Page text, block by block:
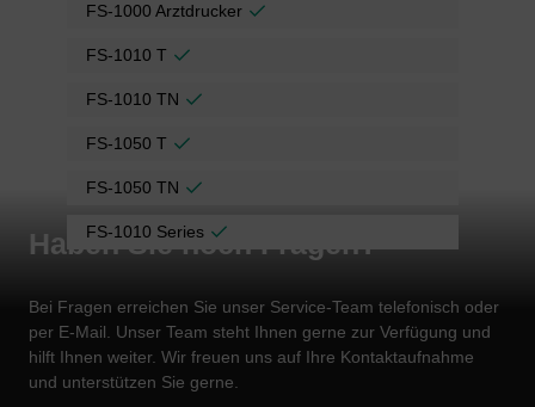
FS-1000 Arztdrucker
FS-1010 T
FS-1010 TN
FS-1050 T
FS-1050 TN
FS-1010 Series
Haben Sie noch Fragen?
Bei Fragen erreichen Sie unser Service-Team telefonisch oder
per E-Mail. Unser Team steht Ihnen gerne zur Verfügung und
hilft Ihnen weiter. Wir freuen uns auf Ihre Kontaktaufnahme
und unterstützen Sie gerne.